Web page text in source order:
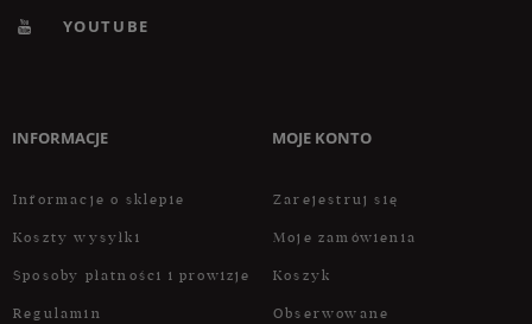
YOUTUBE
INFORMACJE
Informacje o sklepie
Koszty wysyłki
Sposoby płatności i prowizje
Regulamin
MOJE KONTO
Zarejestruj się
Moje zamówienia
Koszyk
Obserwowane